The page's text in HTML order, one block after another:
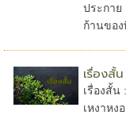
ประกาย
ก้านของ
เรื่องสั้
เรื่องสั้น
เหงาหง